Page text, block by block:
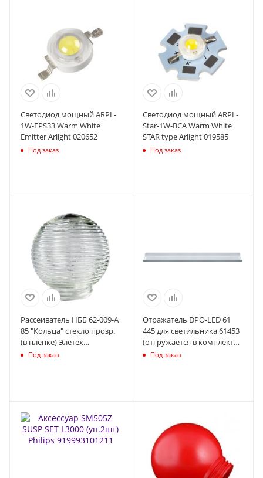
Светодиод мощный ARPL-
1W-EPS33 Warm White
Emitter Arlight 020652
Под заказ
Светодиод мощный ARPL-
Star-1W-BCA Warm White
STAR type Arlight 019585
Под заказ
Рассеиватель НББ 62-009-А
85 "Кольца" стекло прозр.
(в пленке) Элетех
1071250484
Под заказ
Отражатель DPO-LED 61
445 для светильника 61453
(отгружается в комплекте
со светильником)
Под заказ